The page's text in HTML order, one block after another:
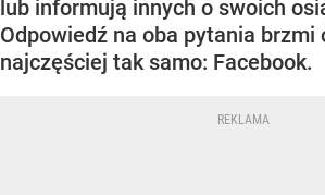
lub informują innych o swoich
Odpowiedź na oba pytania brzmi
najczęściej tak samo: Facebook.